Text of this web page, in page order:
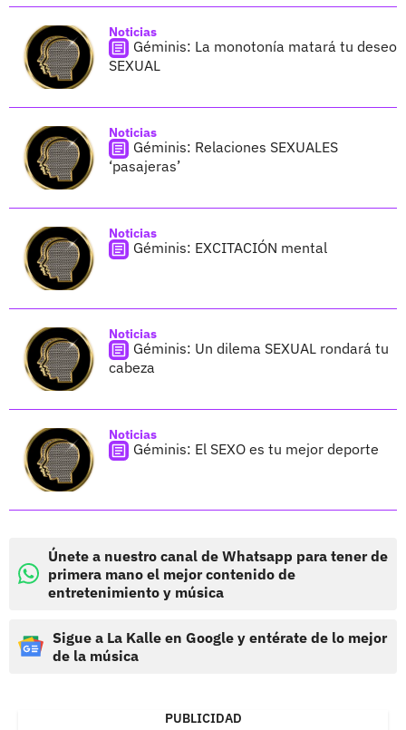
Noticias
Géminis: La monotonía matará tu deseo
SEXUAL
Noticias
Géminis: Relaciones SEXUALES
‘pasajeras’
Noticias
Géminis: EXCITACIÓN mental
Noticias
Géminis: Un dilema SEXUAL rondará tu
cabeza
Noticias
Géminis: El SEXO es tu mejor deporte
Únete a nuestro canal de Whatsapp para tener de
primera mano el mejor contenido de
entretenimiento y música
Sigue a La Kalle en Google y entérate de lo mejor
de la música
PUBLICIDAD